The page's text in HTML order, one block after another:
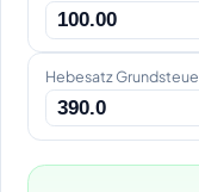
Hebesatz